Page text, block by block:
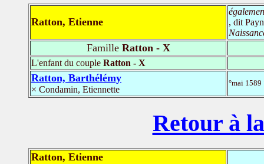
Ratton, Etienne
, dit
FamilleRatton - X
L'enfant du couple Ratton - X
Ratton, Barthélémy
× Condamin, Etiennette
°mai 1589
Retour à
Ratton, Etienne